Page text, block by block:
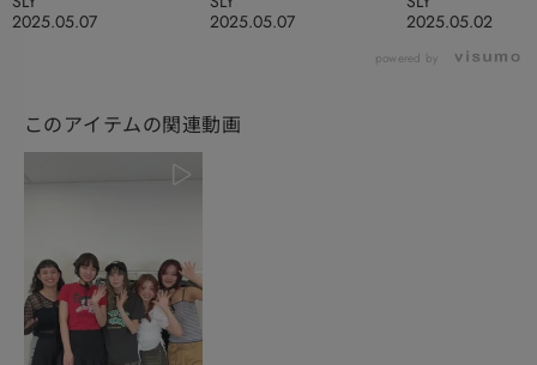
2025.05.07
2025.05.07
2025.05.02
powered by
このアイテムの関連動画